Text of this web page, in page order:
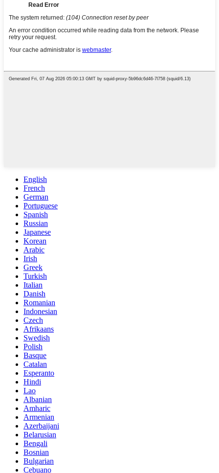
English
French
German
Portuguese
Spanish
Russian
Japanese
Korean
Arabic
Irish
Greek
Turkish
Italian
Danish
Romanian
Indonesian
Czech
Afrikaans
Swedish
Polish
Basque
Catalan
Esperanto
Hindi
Lao
Albanian
Amharic
Armenian
Azerbaijani
Belarusian
Bengali
Bosnian
Bulgarian
Cebuano